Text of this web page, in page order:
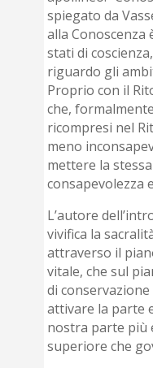
spiegato da
alla
stati di
riguardo gli
Proprio con il
che,
ricompresi nel
meno
mettere la
consapevolezza
L’autore
vivifica la
attraverso il
vitale, che sul
di
attivare la parte
nostra parte più
superiore che